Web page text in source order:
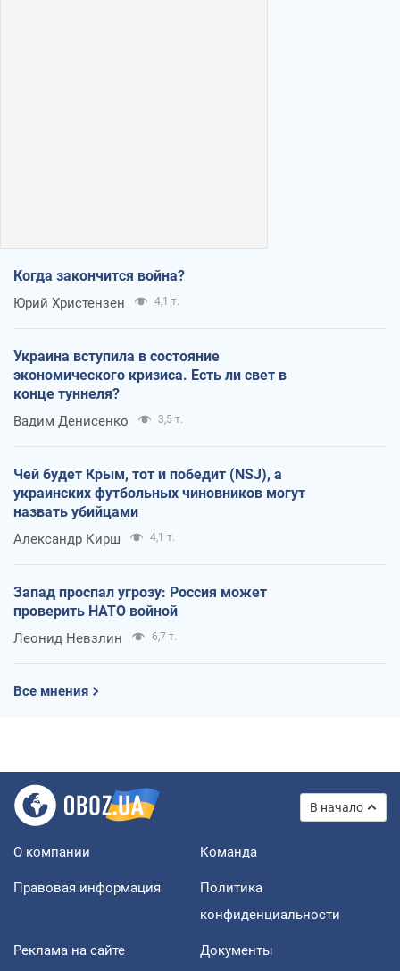
Когда закончится война?
Юрий Христензен 4,1 т.
Украина вступила в состояние
экономического кризиса. Есть ли свет в
конце туннеля?
Вадим Денисенко 3,5 т.
Чей будет Крым, тот и победит (NSJ), а
украинских футбольных чиновников могут
назвать убийцами
Александр Кирш 4,1 т.
Запад проспал угрозу: Россия может
проверить НАТО войной
Леонид Невзлин 6,7 т.
Все мнения
В начало
О компании Команда
Правовая информация
Политика
конфиденциальности
Реклама на сайте Документы